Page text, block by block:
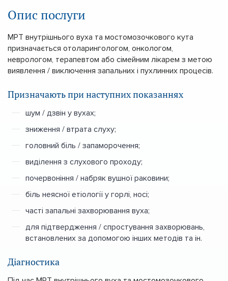
Опис послуги
МРТ внутрішнього вуха та мостомозочкового кута
призначається отоларингологом, онкологом,
неврологом, терапевтом або сімейним лікарем з метою
виявлення / виключення запальних і пухлинних процесів.
Призначають при наступних показаннях
шум / дзвін у вухах;
зниження / втрата слуху;
головний біль / запаморочення;
виділення з слухового проходу;
почервоніння / набряк вушної раковини;
біль неясної етіології у горлі, носі;
часті запальні захворювання вуха;
для підтвердження / спростування захворювань,
встановлених за допомогою інших методів та ін.
Діагностика